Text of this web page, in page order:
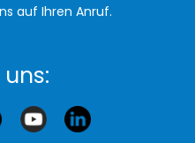
auf Ihren Anruf.